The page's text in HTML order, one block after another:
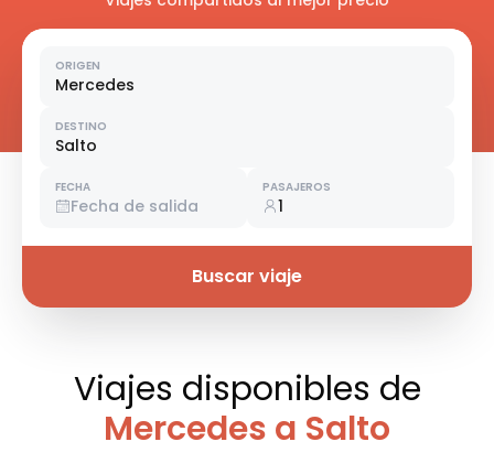
ORIGEN
Mercedes
DESTINO
Salto
FECHA
Fecha de salida
PASAJEROS
1
Buscar viaje
Viajes disponibles de
Mercedes a Salto